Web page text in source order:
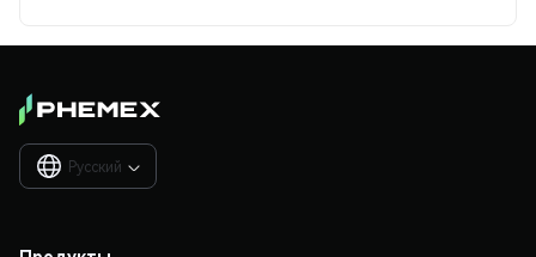
Русский 